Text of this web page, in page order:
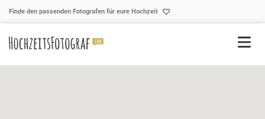
Finde den passenden Fotografen für eure Hochzeit